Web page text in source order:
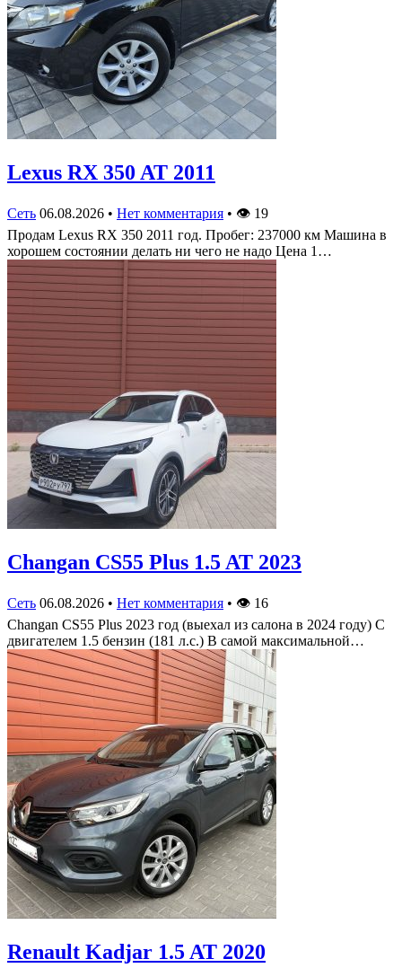
Lexus RX 350 AT 2011
Сеть 06.08.2026 • Нет комментария • 👁 19
Продам Lexus RX 350 2011 год. Пробег: 237000 км Машина в
хорошем состоянии делать ни чего не надо Цена 1…
Changan CS55 Plus 1.5 AT 2023
Сеть 06.08.2026 • Нет комментария • 👁 16
Changan CS55 Plus 2023 год (выехал из салона в 2024 году) С
двигателем 1.5 бензин (181 л.с.) В самой максимальной…
Renault Kadjar 1.5 AT 2020